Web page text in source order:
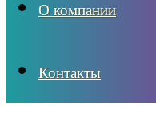
О компании
Контакты